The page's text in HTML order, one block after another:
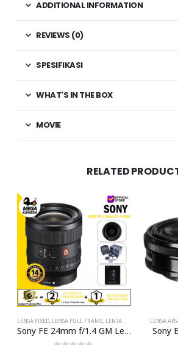
ADDITIONAL INFORMATION
REVIEWS (0)
SPESIFIKASI
WHAT'S IN THE BOX
MOVIE
RELATED
LENSA FIXED, LENSA FULL FRAME, LENSA WIDE PROMO LENSA
Sony FE 24mm f/1.4 GM Lens
LENSA
Sony